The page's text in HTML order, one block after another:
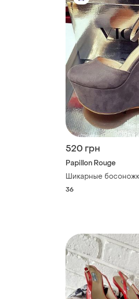
520 грн
Papillon Rouge
Шикарные
36